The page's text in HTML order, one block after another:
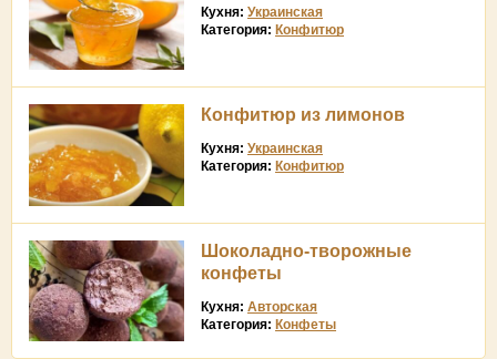
Кухня: Украинская
Категория: Конфитюр
Конфитюр из лимонов
Кухня: Украинская
Категория: Конфитюр
Шоколадно-творожные
конфеты
Кухня: Авторская
Категория: Конфеты